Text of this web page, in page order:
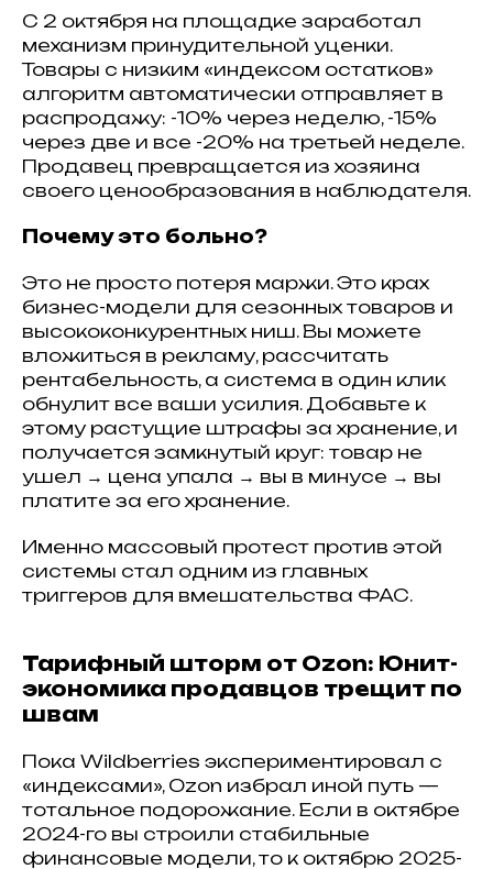
С 2 октября на площадке заработал
механизм принудительной уценки.
Товары с низким «индексом остатков»
алгоритм автоматически отправляет в
распродажу: -10% через неделю, -15%
через две и все -20% на третьей неделе.
Продавец превращается из хозяина
своего ценообразования в наблюдателя.
Почему это больно?
Это не просто потеря маржи. Это крах
бизнес-модели для сезонных товаров и
высококонкурентных ниш. Вы можете
вложиться в рекламу, рассчитать
рентабельность, а система в один клик
обнулит все ваши усилия. Добавьте к
этому растущие штрафы за хранение, и
получается замкнутый круг: товар не
ушел → цена упала → вы в минусе → вы
платите за его хранение.
Именно массовый протест против этой
системы стал одним из главных
триггеров для вмешательства ФАС.
Тарифный шторм от Ozon: Юнит-
экономика продавцов трещит по
швам
Пока Wildberries экспериментировал с
«индексами», Ozon избрал иной путь —
тотальное подорожание. Если в октябре
2024-го вы строили стабильные
финансовые модели, то к октябрю 2025-